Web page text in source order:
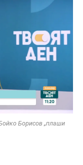
Борисов „плаши